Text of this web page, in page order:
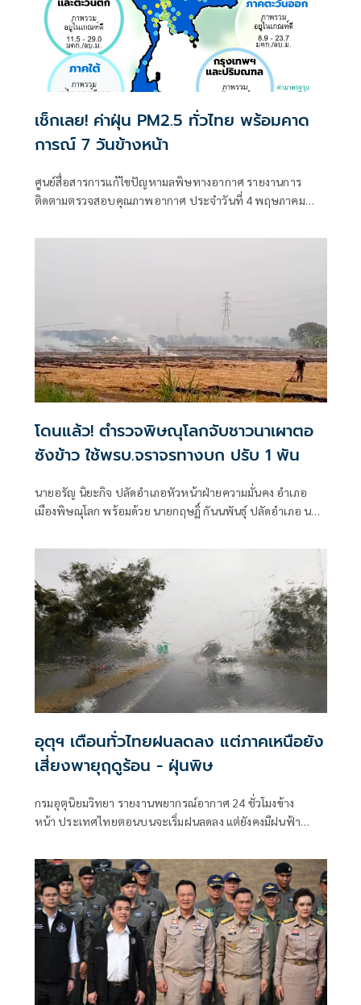
เช็กเลย! ค่าฝุ่น PM2.5 ทั่วไทย พร้อมคาด
การณ์ 7 วันข้างหน้า
ศูนย์สื่อสารการแก้ไขปัญหามลพิษทางอากาศ รายงานการ
ติดตามตรวจสอบคุณภาพอากาศ ประจำวันที่ 4 พฤษภาคม
โดนแล้ว! ตำรวจพิษณุโลกจับชาวนาเผาตอ
ซังข้าว ใช้พรบ.จราจรทางบก ปรับ 1 พัน
นายอรัญ นิยะกิจ ปลัดอำเภอหัวหน้าฝ่ายความมั่นคง อำเภอ
เมืองพิษณุโลก พร้อมด้วย นายกฤษฏิ์ กันนพันธุ์ ปลัดอำเภอ นาย
อำเภอ ได้เข้าพบ ร.ต.อ.ประสงค์ เสนอิ่น รอง.สว.(สอบสวน)
สภ.เมืองพิษณุโลก เพื่อแจ้งความร้องทุกข์ดำเนินคดี เกษตรกรจุด
ไฟเผาตอซังข้าว ควันไฟสร้างความเดือดร้อนให้แก่ประชาชน
และผู้ใช้รถใช้ถนน
อุตุฯ เตือนทั่วไทยฝนลดลง แต่ภาคเหนือยัง
เสี่ยงพายุฤดูร้อน - ฝุ่นพิษ
กรมอุตุนิยมวิทยา รายงานพยากรณ์อากาศ 24 ชั่วโมงข้าง
หน้า ประเทศไทยตอนบนจะเริ่มฝนลดลง แต่ยังคงมีฝนฟ้า
บริเวณภาคเหนือ